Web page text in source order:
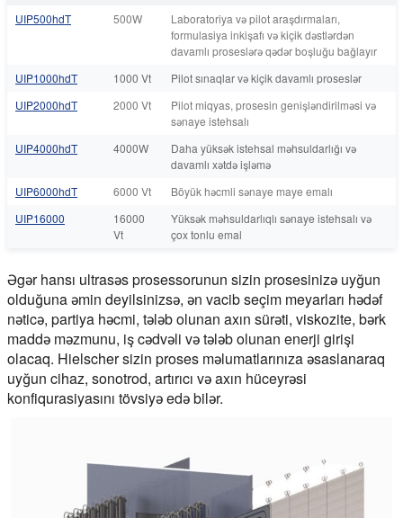
UIP500hdT 500W
Laboratoriya və pilot araşdırmaları,
formulasiya inkişafı və kiçik dəstlərdən
davamlı proseslərə qədər boşluğu bağlayır
UIP1000hdT
1000 Vt
Pilot sınaqlar və kiçik davamlı proseslər
UIP2000hdT
2000 Vt
Pilot miqyas, prosesin genişləndirilməsi və
sənaye istehsalı
UIP4000hdT
4000W
Daha yüksək istehsal məhsuldarlığı və
davamlı xətdə işləmə
UIP6000hdT
6000 Vt
Böyük həcmli sənaye maye emalı
UIP16000
16000
Vt
Yüksək məhsuldarlıqlı sənaye istehsalı və
çox tonlu emal
Əgər hansı ultrasəs prosessorunun sizin prosesinizə uyğun
olduğuna əmin deyilsinizsə, ən vacib seçim meyarları hədəf
nəticə, partiya həcmi, tələb olunan axın sürəti, viskozite, bərk
maddə məzmunu, iş cədvəli və tələb olunan enerji girişi
olacaq. Hielscher sizin proses məlumatlarınıza əsaslanaraq
uyğun cihaz, sonotrod, artırıcı və axın hüceyrəsi
konfiqurasiyasını tövsiyə edə bilər.